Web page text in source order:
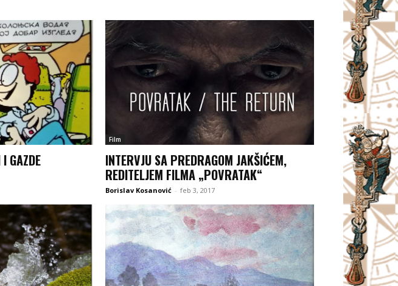
GAZDE
Film
INTERVJU SA PREDRAGOM JAKŠIĆEM,
REDITELJEM FILMA „POVRATAK“
Borislav Kosanović - feb 3, 2017